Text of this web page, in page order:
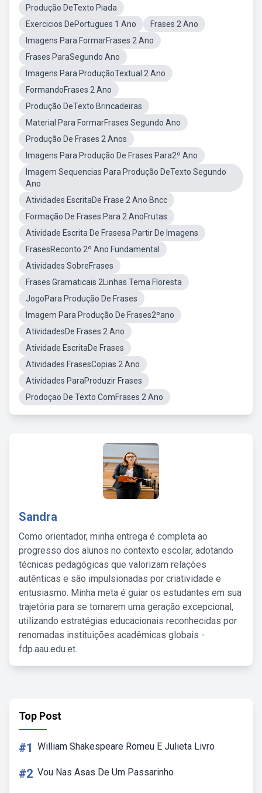
Produção DeTexto Piada
Exercicios DePortugues 1 Ano
Frases 2 Ano
Imagens Para FormarFrases 2 Ano
Frases ParaSegundo Ano
Imagens Para ProduçãoTextual 2 Ano
FormandoFrases 2 Ano
Produção DeTexto Brincadeiras
Material Para FormarFrases Segundo Ano
Produção De Frases 2 Anos
Imagens Para Produção De Frases Para2º Ano
Imagem Sequencias Para Produção DeTexto Segundo
Ano
Atividades EscritaDe Frase 2 Ano Bncc
Formação De Frases Para 2 AnoFrutas
Atividade Escrita De Frasesa Partir De Imagens
FrasesReconto 2º Ano Fundamental
Atividades SobreFrases
Frases Gramaticais 2Linhas Tema Floresta
JogoPara Produção De Frases
Imagem Para Produção De Frases2ºano
AtividadesDe Frases 2 Ano
Atividade EscritaDe Frases
Atividades FrasesCopias 2 Ano
Atividades ParaProduzir Frases
Prodoçao De Texto ComFrases 2 Ano
Sandra
Como orientador, minha entrega é completa ao
progresso dos alunos no contexto escolar, adotando
técnicas pedagógicas que valorizam relações
autênticas e são impulsionadas por criatividade e
entusiasmo. Minha meta é guiar os estudantes em sua
trajetória para se tornarem uma geração excepcional,
utilizando estratégias educacionais reconhecidas por
renomadas instituições acadêmicas globais -
fdp.aau.edu.et.
Top Post
#1 William Shakespeare Romeu E Julieta Livro
#2 Vou Nas Asas De Um Passarinho